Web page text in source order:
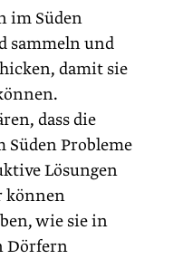
im Süden
sammeln und
damit sie
dass die
Probleme
Lösungen
können
wie sie in
Dörfern